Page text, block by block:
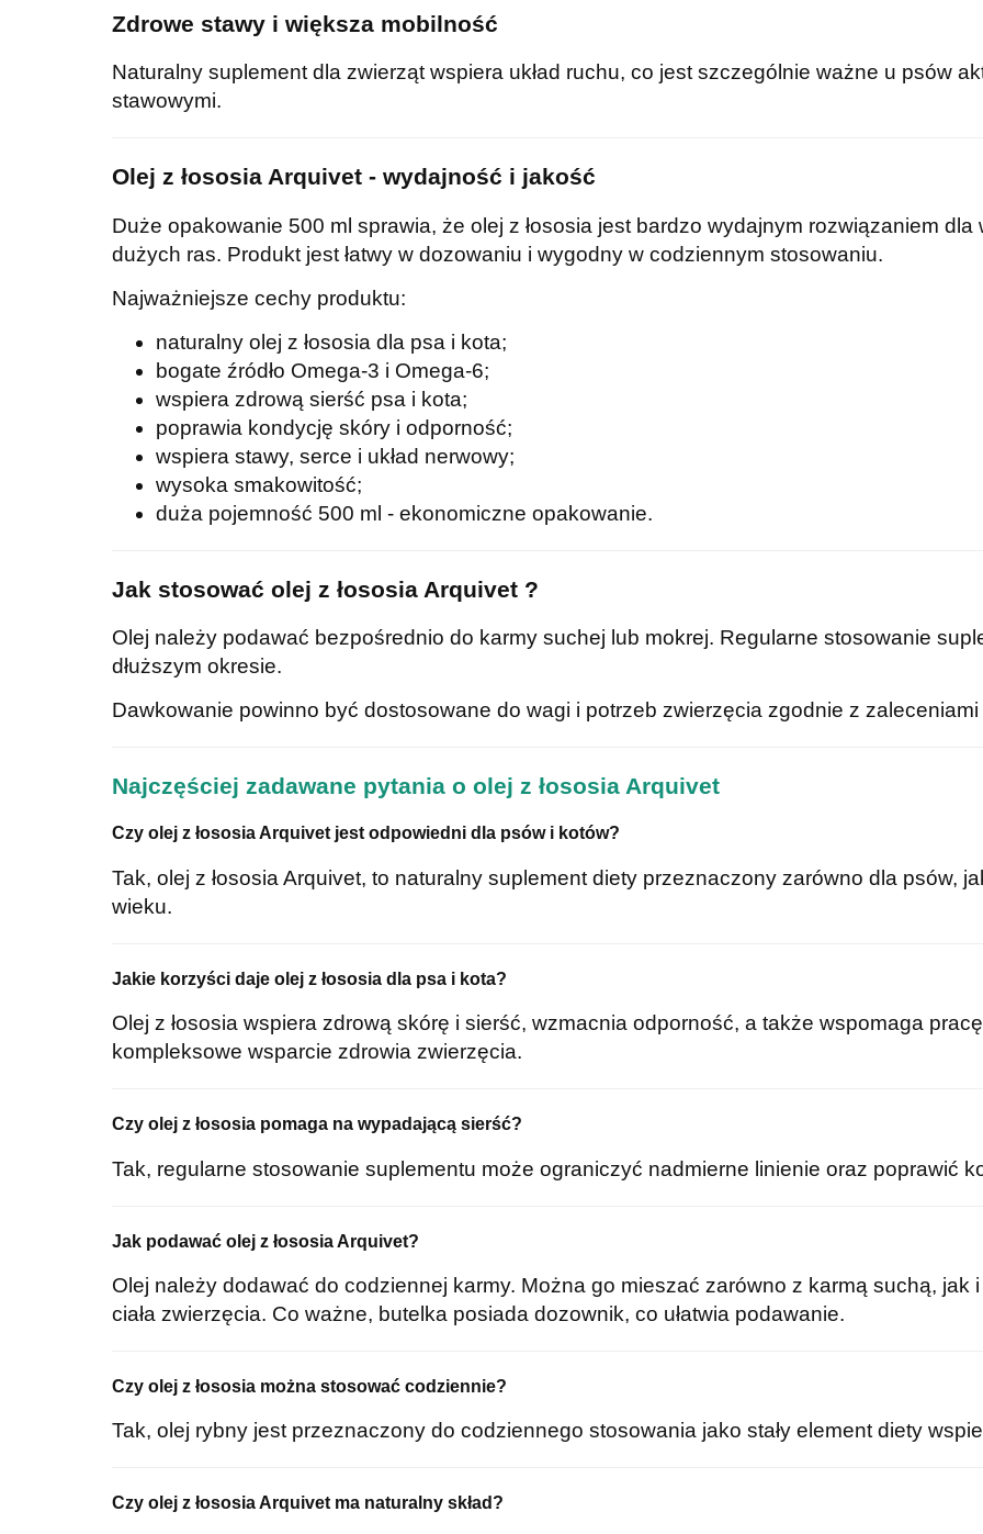
Zdrowe stawy i większa mobilność
Naturalny suplement dla zwierząt wspiera układ ruchu, co jest szczególnie ważne u psów
stawowymi.
Olej z łososia Arquivet - wydajność i jakość
Duże opakowanie 500 ml sprawia, że olej z łososia jest bardzo wydajnym rozwiązaniem dla
dużych ras. Produkt jest łatwy w dozowaniu i wygodny w codziennym stosowaniu.
Najważniejsze cechy produktu:
naturalny olej z łososia dla psa i kota;
bogate źródło Omega-3 i Omega-6;
wspiera zdrową sierść psa i kota;
poprawia kondycję skóry i odporność;
wspiera stawy, serce i układ nerwowy;
wysoka smakowitość;
duża pojemność 500 ml - ekonomiczne opakowanie.
Jak stosować olej z łososia Arquivet ?
Olej należy podawać bezpośrednio do karmy suchej lub mokrej. Regularne stosowanie
dłuższym okresie.
Dawkowanie powinno być dostosowane do wagi i potrzeb zwierzęcia zgodnie z
Najczęściej zadawane pytania o olej z łososia Arquivet
Czy olej z łososia Arquivet jest odpowiedni dla psów i kotów?
Tak, olej z łososia Arquivet, to naturalny suplement diety przeznaczony zarówno dla psów,
wieku.
Jakie korzyści daje olej z łososia dla psa i kota?
Olej z łososia wspiera zdrową skórę i sierść, wzmacnia odporność, a także wspomaga
kompleksowe wsparcie zdrowia zwierzęcia.
Czy olej z łososia pomaga na wypadającą sierść?
Tak, regularne stosowanie suplementu może ograniczyć nadmierne linienie oraz poprawić
Jak podawać olej z łososia Arquivet?
Olej należy dodawać do codziennej karmy. Można go mieszać zarówno z karmą suchą, jak
ciała zwierzęcia. Co ważne, butelka posiada dozownik, co ułatwia podawanie.
Czy olej z łososia można stosować codziennie?
Tak, olej rybny jest przeznaczony do codziennego stosowania jako stały element diety
Czy olej z łososia Arquivet ma naturalny skład?